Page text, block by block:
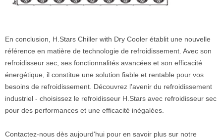
En conclusion, H.Stars Chiller with Dry Cooler établit une nouvelle
référence en matière de technologie de refroidissement. Avec son
refroidisseur sec, ses fonctionnalités avancées et son efficacité
énergétique, il constitue une solution fiable et rentable pour vos
besoins de refroidissement. Découvrez l'avenir du refroidissement
industriel - choisissez le refroidisseur H.Stars avec refroidisseur sec
pour des performances et une efficacité inégalées.
Contactez-nous dès aujourd'hui pour en savoir plus sur notre